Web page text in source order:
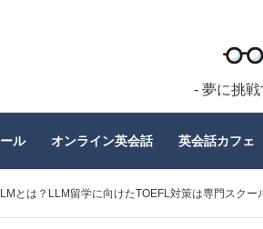
- 夢に挑
ル オンライン英会話 英会話カフェ
とは？LLM留学に向けたTOEFL対策は専門スクー